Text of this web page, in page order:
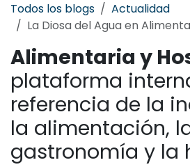
Todos los blogs
Actualidad
La Diosa del Agua en
Alimentaria y
plataforma
referencia de la
la alimentación,
gastronomía y la